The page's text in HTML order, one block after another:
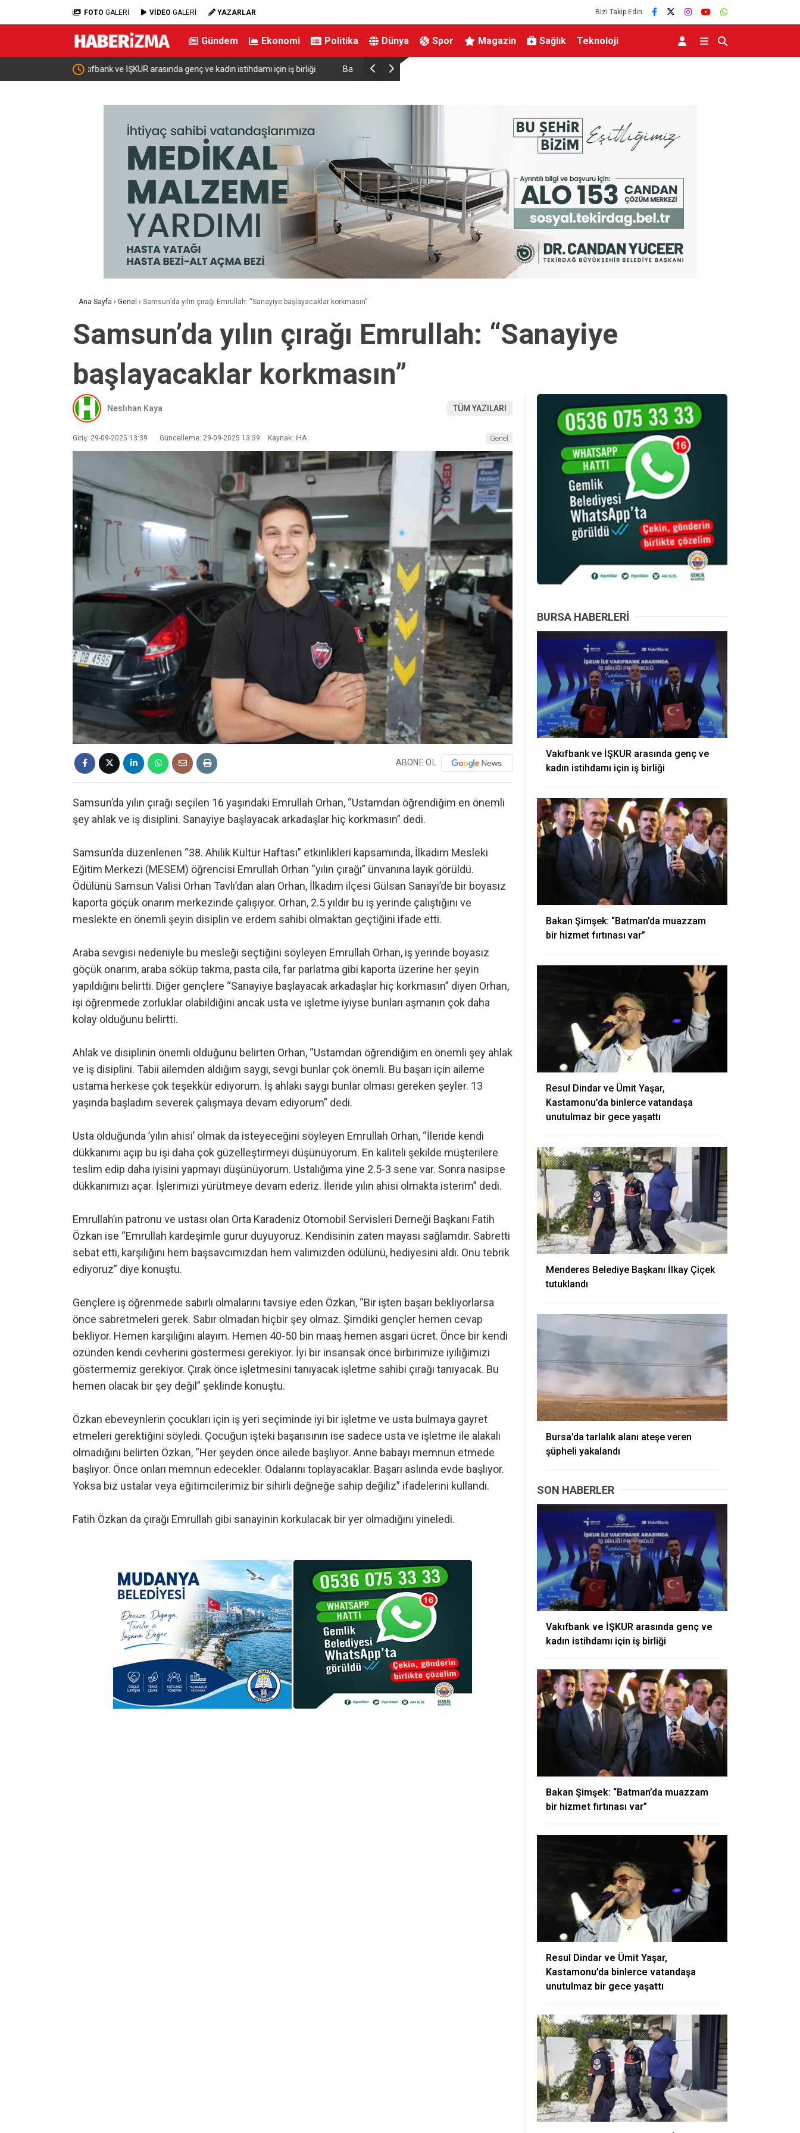
FOTO GALERİ VİDEO GALERİ YAZARLAR Bizi Takip Edin
Gündem Ekonomi Politika Dünya Spor Magazin Sağlık Teknoloji
Bakan Şimşek: “Batman’da muazzam bir hizmet fırtınası var” Resul Dindar ve Ümit Yaşar, Kastamonu’da binlerce vatandaşa
Ana Sayfa › Genel › Samsun’da yılın çırağı Emrullah: “Sanayiye başlayacaklar korkmasın”
Samsun’da yılın çırağı Emrullah: “Sanayiye
başlayacaklar korkmasın”
Neslihan Kaya TÜM YAZILARI
Giriş: 29-09-2025 13:39 Güncelleme: 29-09-2025 13:39 Kaynak: İHA Genel
ABONE OL
Samsun’da yılın çırağı seçilen 16 yaşındaki Emrullah Orhan, “Ustamdan öğrendiğim en önemli
şey ahlak ve iş disiplini. Sanayiye başlayacak arkadaşlar hiç korkmasın” dedi.
Samsun’da düzenlenen “38. Ahilik Kültür Haftası” etkinlikleri kapsamında, İlkadım Mesleki
Eğitim Merkezi (MESEM) öğrencisi Emrullah Orhan “yılın çırağı” ünvanına layık görüldü.
Ödülünü Samsun Valisi Orhan Tavlı’dan alan Orhan, İlkadım ilçesi Gülsan Sanayi’de bir boyasız
kaporta göçük onarım merkezinde çalışıyor. Orhan, 2.5 yıldır bu iş yerinde çalıştığını ve
meslekte en önemli şeyin disiplin ve erdem sahibi olmaktan geçtiğini ifade etti.
Araba sevgisi nedeniyle bu mesleği seçtiğini söyleyen Emrullah Orhan, iş yerinde boyasız
göçük onarım, araba söküp takma, pasta cila, far parlatma gibi kaporta üzerine her şeyin
yapıldığını belirtti. Diğer gençlere “Sanayiye başlayacak arkadaşlar hiç korkmasın” diyen Orhan,
işi öğrenmede zorluklar olabildiğini ancak usta ve işletme iyiyse bunları aşmanın çok daha
kolay olduğunu belirtti.
Ahlak ve disiplinin önemli olduğunu belirten Orhan, “Ustamdan öğrendiğim en önemli şey ahlak
ve iş disiplini. Tabii ailemden aldığım saygı, sevgi bunlar çok önemli. Bu başarı için aileme
ustama herkese çok teşekkür ediyorum. İş ahlakı saygı bunlar olması gereken şeyler. 13
yaşında başladım severek çalışmaya devam ediyorum” dedi.
Usta olduğunda ’yılın ahisi’ olmak da isteyeceğini söyleyen Emrullah Orhan, “İleride kendi
dükkanımı açıp bu işi daha çok güzelleştirmeyi düşünüyorum. En kaliteli şekilde müşterilere
teslim edip daha iyisini yapmayı düşünüyorum. Ustalığıma yine 2.5-3 sene var. Sonra nasipse
dükkanımızı açar. İşlerimizi yürütmeye devam ederiz. İleride yılın ahisi olmakta isterim” dedi.
Emrullah’ın patronu ve ustası olan Orta Karadeniz Otomobil Servisleri Derneği Başkanı Fatih
Özkan ise “Emrullah kardeşimle gurur duyuyoruz. Kendisinin zaten mayası sağlamdır. Sabretti
sebat etti, karşılığını hem başsavcımızdan hem valimizden ödülünü, hediyesini aldı. Onu tebrik
ediyoruz” diye konuştu.
Gençlere iş öğrenmede sabırlı olmalarını tavsiye eden Özkan, “Bir işten başarı bekliyorlarsa
önce sabretmeleri gerek. Sabır olmadan hiçbir şey olmaz. Şimdiki gençler hemen cevap
bekliyor. Hemen karşılığını alayım. Hemen 40-50 bin maaş hemen asgari ücret. Önce bir kendi
özünden kendi cevherini göstermesi gerekiyor. İyi bir insansak önce birbirimize iyiliğimizi
göstermemiz gerekiyor. Çırak önce işletmesini tanıyacak işletme sahibi çırağı tanıyacak. Bu
hemen olacak bir şey değil” şeklinde konuştu.
Özkan ebeveynlerin çocukları için iş yeri seçiminde iyi bir işletme ve usta bulmaya gayret
etmeleri gerektiğini söyledi. Çocuğun işteki başarısının ise sadece usta ve işletme ile alakalı
olmadığını belirten Özkan, “Her şeyden önce ailede başlıyor. Anne babayı memnun etmede
başlıyor. Önce onları memnun edecekler. Odalarını toplayacaklar. Başarı aslında evde başlıyor.
Yoksa biz ustalar veya eğitimcilerimiz bir sihirli değneğe sahip değiliz” ifadelerini kullandı.
Fatih Özkan da çırağı Emrullah gibi sanayinin korkulacak bir yer olmadığını yineledi.
BURSA HABERLERI
Vakıfbank ve İŞKUR arasında genç ve
kadın istihdamı için iş birliği
Bakan Şimşek: “Batman’da muazzam
bir hizmet fırtınası var”
Resul Dindar ve Ümit Yaşar,
Kastamonu’da binlerce vatandaşa
unutulmaz bir gece yaşattı
Menderes Belediye Başkanı İlkay Çiçek
tutuklandı
Bursa’da tarlalık alanı ateşe veren
şüpheli yakalandı
SON HABERLER
Vakıfbank ve İŞKUR arasında genç ve
kadın istihdamı için iş birliği
Bakan Şimşek: “Batman’da muazzam
bir hizmet fırtınası var”
Resul Dindar ve Ümit Yaşar,
Kastamonu’da binlerce vatandaşa
unutulmaz bir gece yaşattı